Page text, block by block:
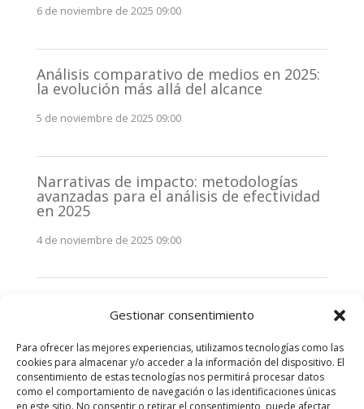
Gestionar consentimiento
Para ofrecer las mejores experiencias, utilizamos tecnologías como las
cookies para almacenar y/o acceder a la información del dispositivo. El
consentimiento de estas tecnologías nos permitirá procesar datos
como el comportamiento de navegación o las identificaciones únicas
en este sitio. No consentir o retirar el consentimiento, puede afectar
6 de noviembre de 2025 09:00
Análisis comparativo de medios en 2025:
la evolución más allá del alcance
5 de noviembre de 2025 09:00
Narrativas de impacto: metodologías
avanzadas para el análisis de efectividad
en 2025
4 de noviembre de 2025 09:00
stakeholders en 2025: La clave de la
3 de noviembre de 2025 09:00